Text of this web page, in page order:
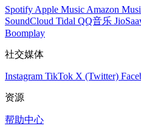
Spotify Apple Music Amazon
SoundCloud Tidal QQ音乐
Boomplay
社交媒体
Instagram TikTok X (Twitter)
资源
帮助中心